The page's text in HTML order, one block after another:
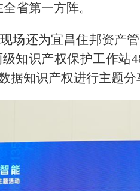
省第一方阵。
场还为宜昌住邦资产
知识产权保护工作站
知识产权进行主题分